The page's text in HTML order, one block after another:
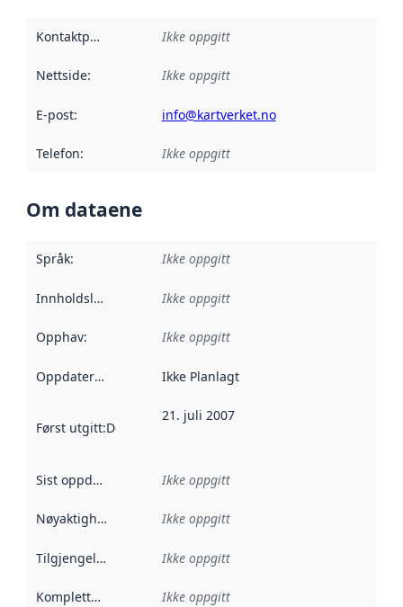
Kontaktpunkt Ikke oppgitt
Nettside: Ikke oppgitt
E-post: info@kartverket.no
Telefon: Ikke oppgitt
Om dataene
Språk: Ikke oppgitt
Innholdsleverandører :
Ikke oppgitt
Opphav: Ikke oppgitt
Oppdateringsfrekvens :
Ikke Planlagt
Først utgitt:Denne datoen sier når dataene i dette
21. juli 2007
Sist oppdatert Ikke oppgitt
Nøyaktighet Ikke oppgitt
Tilgjengelighet Ikke oppgitt
Kompletthet Ikke oppgitt